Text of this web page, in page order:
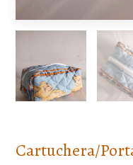
Cartuchera/